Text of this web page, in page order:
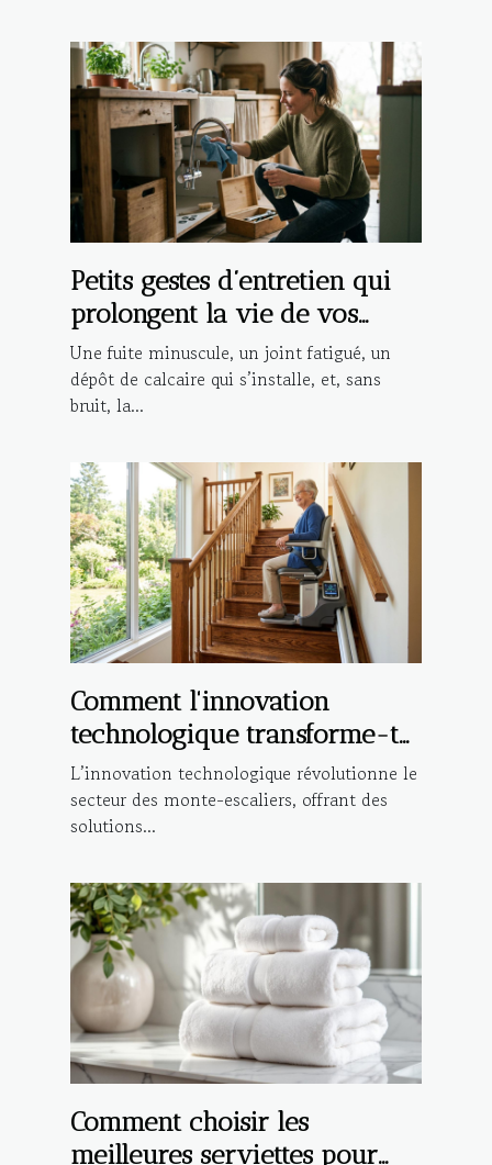
Petits gestes d’entretien qui
prolongent la vie de vos
installations
Une fuite minuscule, un joint fatigué, un
dépôt de calcaire qui s’installe, et, sans
bruit, la...
Comment l'innovation
technologique transforme-t-
elle les monte-escaliers ?
L’innovation technologique révolutionne le
secteur des monte-escaliers, offrant des
solutions...
Comment choisir les
meilleures serviettes pour